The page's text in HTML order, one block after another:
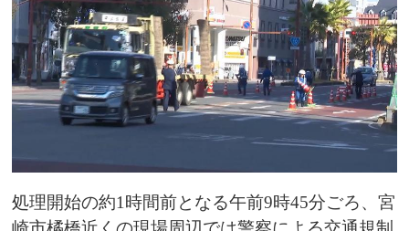
処理開始の約1時間前となる午前9時45分ごろ、宮